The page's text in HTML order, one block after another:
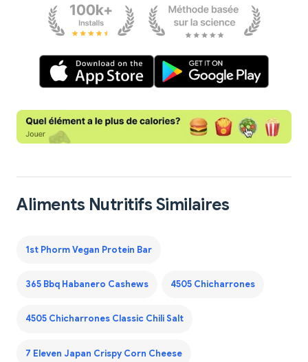
Aliments Nutritifs Similaires
1st Phorm Vegan Protein Bar
365 Bbq Habanero Cashews 4505 Chicharrones
4505 Chicharrones Classic Chili Salt
7 Eleven Japan Crispy Corn Cheese